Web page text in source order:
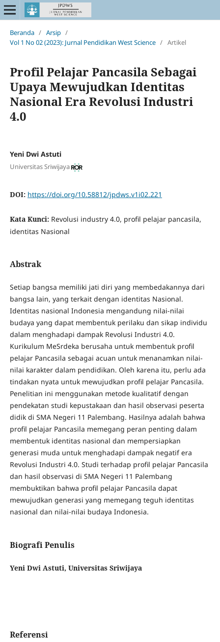
Beranda / Arsip /
Vol 1 No 02 (2023): Jurnal Pendidikan West Science / Artikel
Profil Pelajar Pancasila Sebagai
Upaya Mewujudkan Identitas
Nasional Era Revolusi Industri
4.0
Yeni Dwi Astuti
Universitas Sriwijaya
DOI: https://doi.org/10.58812/jpdws.v1i02.221
Kata Kunci: Revolusi industry 4.0, profil pelajar pancasila,
identitas Nasional
Abstrak
Setiap bangsa memiliki jati diri yang membedakannya dari
bangsa lain, yang terkait dengan identitas Nasional.
Identitas nasional Indonesia mengandung nilai-nilai
budaya yang dapat membentuk perilaku dan sikap individu
dalam menghadapi dampak Revolusi Industri 4.0.
Kurikulum MeSrdeka berusaha untuk membentuk profil
pelajar Pancasila sebagai acuan untuk menanamkan nilai-
nilai karakter dalam pendidikan. Oleh karena itu, perlu ada
tindakan nyata untuk mewujudkan profil pelajar Pancasila.
Penelitian ini menggunakan metode kualitatif dengan
pendekatan studi kepustakaan dan hasil observasi peserta
didik di SMA Negeri 11 Palembang. Hasilnya adalah bahwa
profil pelajar Pancasila memegang peran penting dalam
membentuk identitas nasional dan mempersiapkan
generasi muda untuk menghadapi dampak negatif era
Revolusi Industri 4.0. Studi terhadap profil pelajar Pancasila
dan hasil observasi di SMA Negeri 11 Palembang
membuktikan bahwa profil pelajar Pancasila dapat
mewujudkan generasi yang memegang teguh identitas
nasional dan nilai-nilai budaya Indonesia.
Biografi Penulis
Yeni Dwi Astuti, Universitas Sriwijaya
Referensi